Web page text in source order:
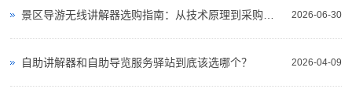
2026-06-30
景区导游无线讲解器选购指南：从技术原理到采购决策
2026-04-09
自助讲解器和自助导览服务驿站到底该选哪个？